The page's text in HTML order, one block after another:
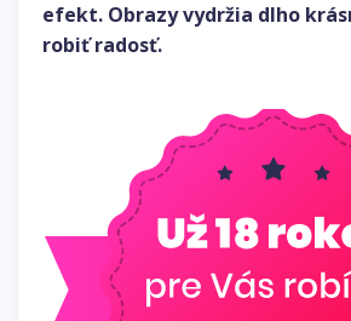
efekt. Obrazy vydržia dlho
robiť radosť.